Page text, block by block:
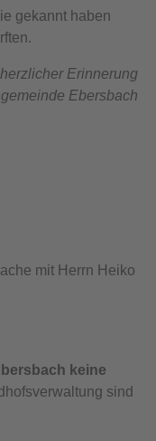
gekannt haben
Erinnerung
Ebersbach
mit Herrn Heiko
keine
sind